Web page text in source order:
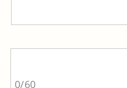
0/60